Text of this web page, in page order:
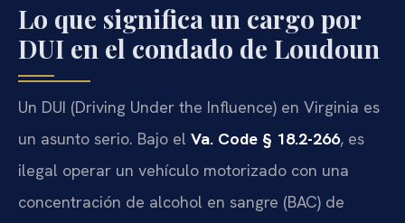
Lo que significa un cargo por
DUI en el condado de Loudoun
Un DUI (Driving Under the Influence) en Virginia es
un asunto serio. Bajo el Va. Code § 18.2-266, es
ilegal operar un vehículo motorizado con una
concentración de alcohol en sangre (BAC) de